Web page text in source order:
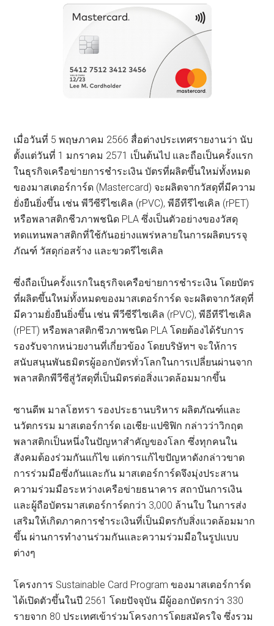
เมื่อวันที่ 5 พฤษภาคม 2566 สื่อต่างประเทศรายงานว่า นับ
ตั้งแต่วันที่ 1 มกราคม 2571 เป็นต้นไป และถือเป็นครั้งแรก
ในธุรกิจเครือข่ายการชำระเงิน บัตรที่ผลิตขึ้นใหม่ทั้งหมด
ของมาสเตอร์การ์ด (Mastercard) จะผลิตจากวัสดุที่มีความ
ยั่งยืนยิ่งขึ้น เช่น พีวีซีรีไซเคิล (rPVC), พีอีทีรีไซเคิล (rPET)
หรือพลาสติกชีวภาพชนิด PLA ซึ่งเป็นตัวอย่างของวัสดุ
ทดแทนพลาสติกที่ใช้กันอย่างแพร่หลายในการผลิตบรรจุ
ภัณฑ์ วัสดุก่อสร้าง และขวดรีไซเคิล
ซึ่งถือเป็นครั้งแรกในธุรกิจเครือข่ายการชำระเงิน โดยบัตร
ที่ผลิตขึ้นใหม่ทั้งหมดของมาสเตอร์การ์ด จะผลิตจากวัสดุที่
มีความยั่งยืนยิ่งขึ้น เช่น พีวีซีรีไซเคิล (rPVC), พีอีทีรีไซเคิล
(rPET) หรือพลาสติกชีวภาพชนิด PLA โดยต้องได้รับการ
รองรับจากหน่วยงานที่เกี่ยวข้อง โดยบริษัทฯ จะให้การ
สนับสนุนพันธมิตรผู้ออกบัตรทั่วโลกในการเปลี่ยนผ่านจาก
พลาสติกพีวีซีสู่วัสดุที่เป็นมิตรต่อสิ่งแวดล้อมมากขึ้น
ซานดีพ มาลโฮทรา รองประธานบริหาร ผลิตภัณฑ์และ
นวัตกรรม มาสเตอร์การ์ด เอเชีย-แปซิฟิก กล่าวว่าวิกฤต
พลาสติกเป็นหนึ่งในปัญหาสำคัญของโลก ซึ่งทุกคนใน
สังคมต้องร่วมกันแก้ไข แต่การแก้ไขปัญหาดังกล่าวขาด
การร่วมมือซึ่งกันและกัน มาสเตอร์การ์ดจึงมุ่งประสาน
ความร่วมมือระหว่างเครือข่ายธนาคาร สถาบันการเงิน
และผู้ถือบัตรมาสเตอร์การ์ดกว่า 3,000 ล้านใบ ในการส่ง
เสริมให้เกิดภาคการชำระเงินที่เป็นมิตรกับสิ่งแวดล้อมมาก
ขึ้น ผ่านการทำงานร่วมกันและความร่วมมือในรูปแบบ
ต่างๆ
โครงการ Sustainable Card Program ของมาสเตอร์การ์ด
ได้เปิดตัวขึ้นในปี 2561 โดยปัจจุบัน มีผู้ออกบัตรกว่า 330
รายจาก 80 ประเทศเข้าร่วมโครงการโดยสมัครใจ ซึ่งรวม